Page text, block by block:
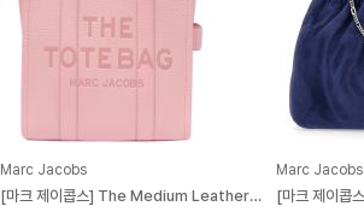
Marc Jacobs
[마크 제이콥스] The Medium Leather Tote Bag
Marc Jacobs